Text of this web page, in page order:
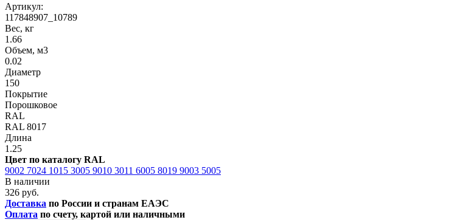
Артикул:
117848907_10789
Вес, кг
1.66
Объем, м3
0.02
Диаметр
150
Покрытие
Порошковое
RAL
RAL 8017
Длина
1.25
Цвет по каталогу RAL
9002 7024 1015 3005 9010 3011 6005 8019 9003 5005
В наличии
326 руб.
Доставка по России и странам ЕАЭС
Оплата по счету, картой или наличными